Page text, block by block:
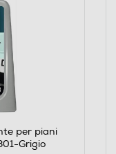
per piani
Grigio